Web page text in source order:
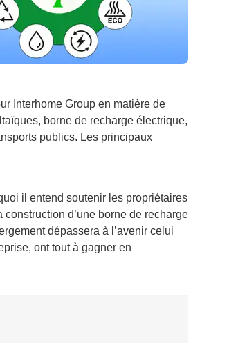
Interhome Group en matière de
borne de recharge électrique,
publics. Les principaux
il entend soutenir les propriétaires
d’une borne de recharge
dépassera à l’avenir celui
ont tout à gagner en